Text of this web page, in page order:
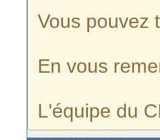
Vous pouvez
En vous
L'équipe du